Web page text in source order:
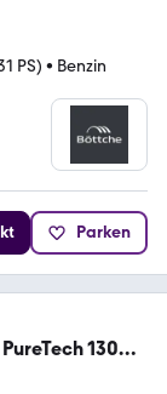
PS) • Benzin
Parken
130